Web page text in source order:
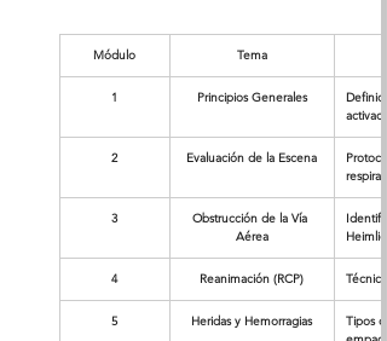
Módulo Tema
1 Principios Generales
2 Evaluación de la Escena
3
Obstrucción de la Vía
Aérea
4 Reanimación (RCP)
5 Heridas y Hemorragias
Tipos